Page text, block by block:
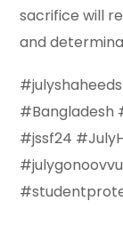
sacrifice will
and
#Bangladesh
#jssf24